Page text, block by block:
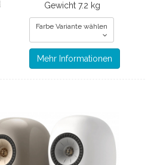
Gewicht 7.2 kg
Farbe Variante wählen
Mehr Informationen